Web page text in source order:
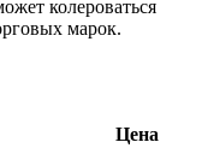
колероваться
марок.
Цена